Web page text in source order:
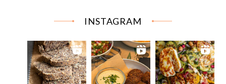
INSTAGRAM